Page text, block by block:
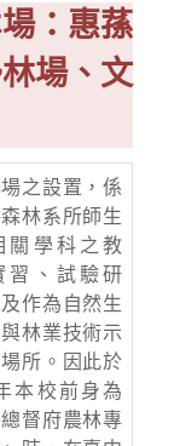
：惠蓀
場、文
之設置，係
林系所師生
關學科之教
習、試驗研
作為自然生
林業技術示
所。因此於
本校前身為
總督府農林專